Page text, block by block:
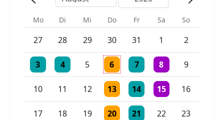
Mo Di Mi Do Fr Sa So
27 28 29 30
Einzelne Veranstaltung
31
Einzelne Veranstaltung
1 2
3
Einzelne Veranstaltung
4
Einzelne Veranstaltung
5 6
Einzelne Veranstaltung
7
Einzelne Veranstaltung
8
2 Veranstaltungen
9
10 11 12 13
Einzelne Veranstaltung
14
Einzelne Veranstaltung
15
Einzelne16
17 18 19 20
Einzelne Veranstaltung
21
Einzelne Veranstaltung
22 23